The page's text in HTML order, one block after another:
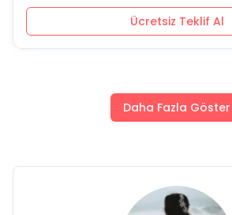
Ücretsiz Teklif Al
Daha Fazla Göster